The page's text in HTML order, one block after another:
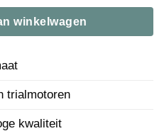
winkelwagen
trialmotoren
kwaliteit